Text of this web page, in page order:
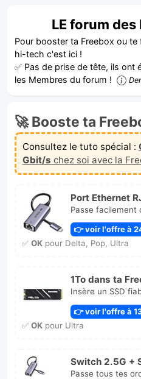
LE forum
Pour booster ta Freebox ou
hi-tech c'est ici !
✅ Pas de prise de tête, ils
les Membres du forum !
🚀 Booste ta
Consultez le tuto spécial :
Gbit/s chez soi avec la
Port Ethernet
Passe facilement
👉 voir l'offre à
✅ OKpour Delta, Pop, Ultra
1To dans ta
Insère un SSD
👉 voir l'offre à
✅ OKpour Ultra
Switch 2.5G +
Passe tous tes